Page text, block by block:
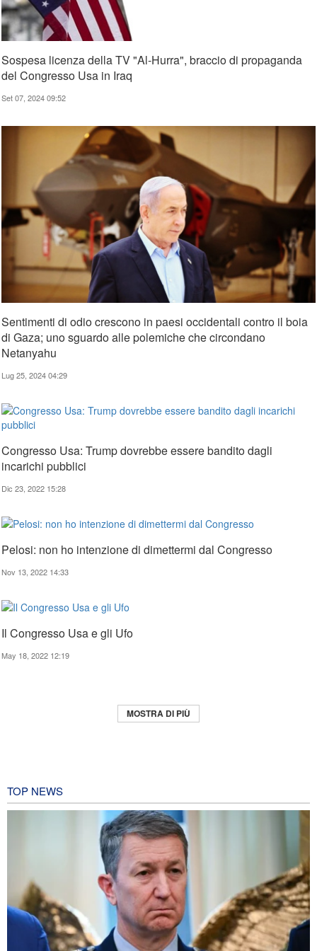
Sospesa licenza della TV "Al-Hurra", braccio di propaganda
del Congresso Usa in Iraq
Set 07, 2024 09:52
Sentimenti di odio crescono in paesi occidentali contro il boia
di Gaza; uno sguardo alle polemiche che circondano
Netanyahu
Lug 25, 2024 04:29
Congresso Usa: Trump dovrebbe essere bandito dagli
incarichi pubblici
Dic 23, 2022 15:28
Pelosi: non ho intenzione di dimettermi dal Congresso
Nov 13, 2022 14:33
Il Congresso Usa e gli Ufo
May 18, 2022 12:19
MOSTRA DI PIÙ
TOP NEWS